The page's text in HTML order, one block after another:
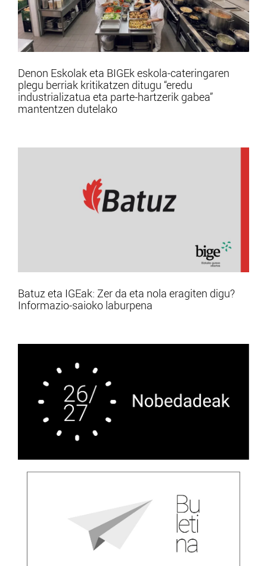
Denon Eskolak eta BIGEk eskola-cateringaren
plegu berriak kritikatzen ditugu “eredu
industrializatua eta parte-hartzerik gabea”
mantentzen dutelako
Batuz eta IGEak: Zer da eta nola eragiten digu?
Informazio-saioko laburpena